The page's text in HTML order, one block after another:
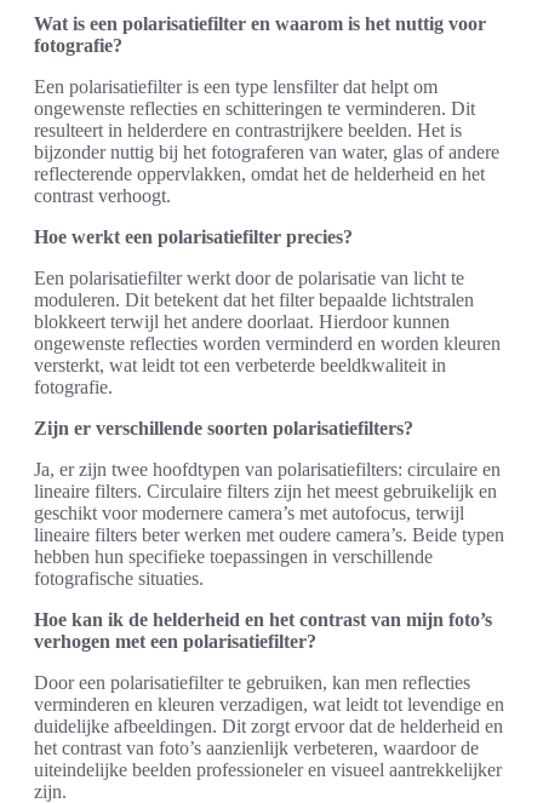
Wat is een polarisatiefilter en waarom is het nuttig voor
fotografie?
Een polarisatiefilter is een type lensfilter dat helpt om
ongewenste reflecties en schitteringen te verminderen. Dit
resulteert in helderdere en contrastrijkere beelden. Het is
bijzonder nuttig bij het fotograferen van water, glas of andere
reflecterende oppervlakken, omdat het de helderheid en het
contrast verhoogt.
Hoe werkt een polarisatiefilter precies?
Een polarisatiefilter werkt door de polarisatie van licht te
moduleren. Dit betekent dat het filter bepaalde lichtstralen
blokkeert terwijl het andere doorlaat. Hierdoor kunnen
ongewenste reflecties worden verminderd en worden kleuren
versterkt, wat leidt tot een verbeterde beeldkwaliteit in
fotografie.
Zijn er verschillende soorten polarisatiefilters?
Ja, er zijn twee hoofdtypen van polarisatiefilters: circulaire en
lineaire filters. Circulaire filters zijn het meest gebruikelijk en
geschikt voor modernere camera’s met autofocus, terwijl
lineaire filters beter werken met oudere camera’s. Beide typen
hebben hun specifieke toepassingen in verschillende
fotografische situaties.
Hoe kan ik de helderheid en het contrast van mijn foto’s
verhogen met een polarisatiefilter?
Door een polarisatiefilter te gebruiken, kan men reflecties
verminderen en kleuren verzadigen, wat leidt tot levendige en
duidelijke afbeeldingen. Dit zorgt ervoor dat de helderheid en
het contrast van foto’s aanzienlijk verbeteren, waardoor de
uiteindelijke beelden professioneler en visueel aantrekkelijker
zijn.